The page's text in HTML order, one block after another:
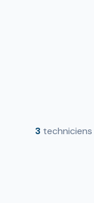
3techniciens